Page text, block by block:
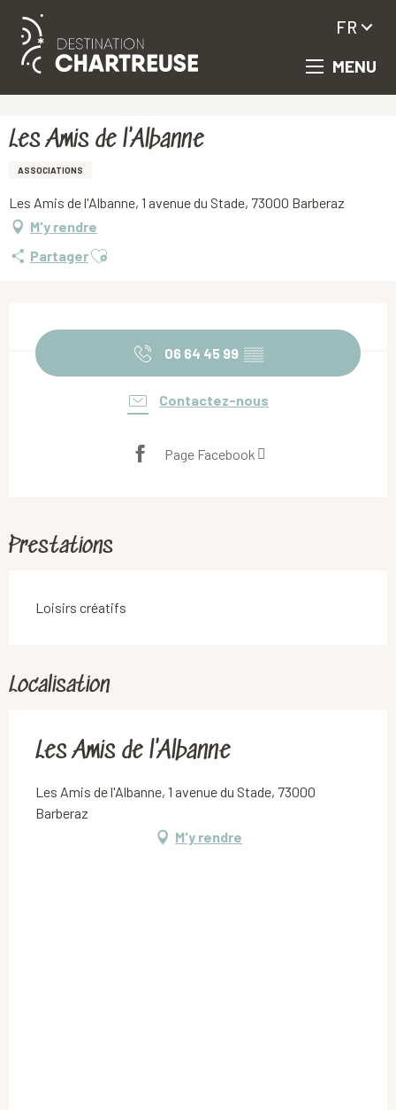
Aller
principal
MENU
FR
Les Amis de l'Albanne
ASSOCIATIONS
Les Amis de l'Albanne, 1 avenue du Stade, 73000 Barberaz
M'y rendre
PartagerAjouter aux favoris
06 64 45 99 ▒▒
Contactez-nous
Page Facebook
Prestations
Loisirs créatifs
Localisation
Les Amis de l'Albanne
Les Amis de l'Albanne, 1 avenue du Stade, 73000
Barberaz
M'y rendre